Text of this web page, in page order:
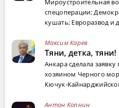
Мироустроительная
спецоперации;
кушать; Евроразвод и
Максим Карев
Тяни, детка, тяни!
Анкара сделала
хозяином Черного
Кючук-
Антон Копнин